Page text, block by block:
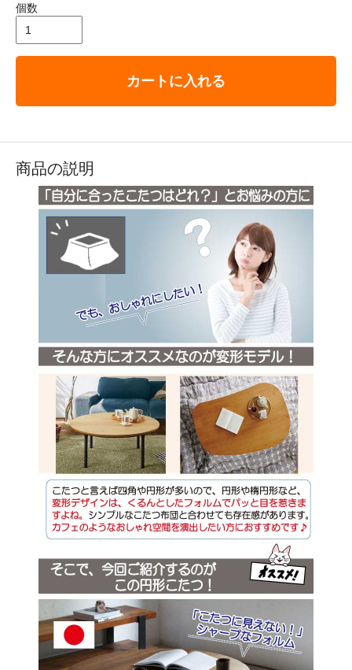
個数
カートに入れる
商品の説明